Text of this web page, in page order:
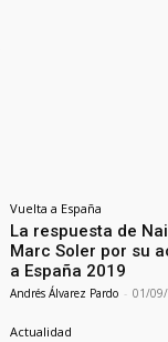
Vuelta a España
La respuesta de
Marc Soler por su
a España 2019
Andrés Álvarez Pardo - 01/
Actualidad